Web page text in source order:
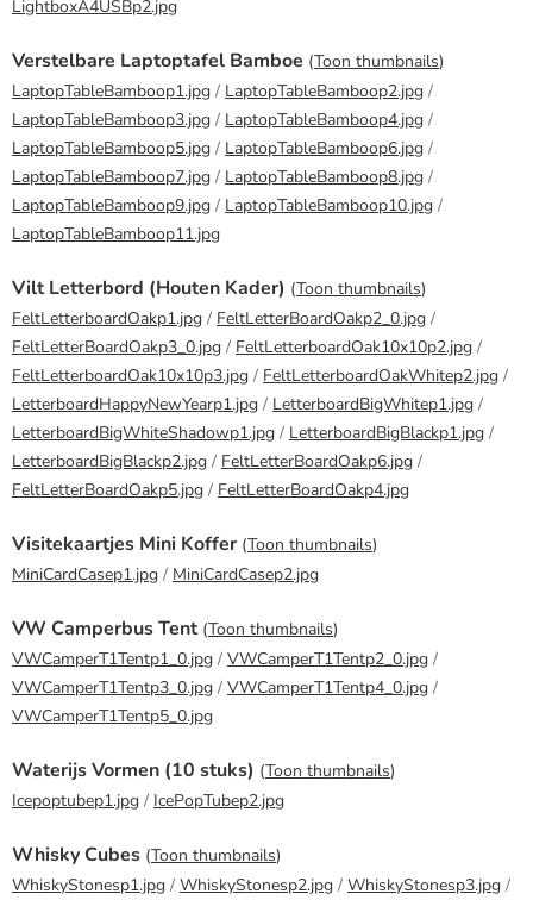
LightboxA4USBp2.jpg
Verstelbare Laptoptafel Bamboe (Toon thumbnails)
LaptopTableBamboop1.jpg / LaptopTableBamboop2.jpg /
LaptopTableBamboop3.jpg / LaptopTableBamboop4.jpg /
LaptopTableBamboop5.jpg / LaptopTableBamboop6.jpg /
LaptopTableBamboop7.jpg / LaptopTableBamboop8.jpg /
LaptopTableBamboop9.jpg / LaptopTableBamboop10.jpg /
LaptopTableBamboop11.jpg
Vilt Letterbord (Houten Kader) (Toon thumbnails)
FeltLetterboardOakp1.jpg / FeltLetterBoardOakp2_0.jpg /
FeltLetterBoardOakp3_0.jpg / FeltLetterboardOak10x10p2.jpg /
FeltLetterboardOak10x10p3.jpg / FeltLetterboardOakWhitep2.jpg /
LetterboardHappyNewYearp1.jpg / LetterboardBigWhitep1.jpg /
LetterboardBigWhiteShadowp1.jpg / LetterboardBigBlackp1.jpg /
LetterboardBigBlackp2.jpg / FeltLetterBoardOakp6.jpg /
FeltLetterBoardOakp5.jpg / FeltLetterBoardOakp4.jpg
Visitekaartjes Mini Koffer (Toon thumbnails)
MiniCardCasep1.jpg / MiniCardCasep2.jpg
VW Camperbus Tent (Toon thumbnails)
VWCamperT1Tentp1_0.jpg / VWCamperT1Tentp2_0.jpg /
VWCamperT1Tentp3_0.jpg / VWCamperT1Tentp4_0.jpg /
VWCamperT1Tentp5_0.jpg
Waterijs Vormen (10 stuks) (Toon thumbnails)
Icepoptubep1.jpg / IcePopTubep2.jpg
Whisky Cubes (Toon thumbnails)
WhiskyStonesp1.jpg / WhiskyStonesp2.jpg / WhiskyStonesp3.jpg /